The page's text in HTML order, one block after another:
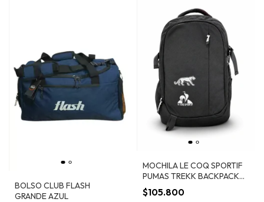
BOLSO CLUB FLASH
GRANDE AZUL
MOCHILA LE COQ SPORTIF
PUMAS TREKK BACKPACK
NEGRA- LAO0126008
$105.800